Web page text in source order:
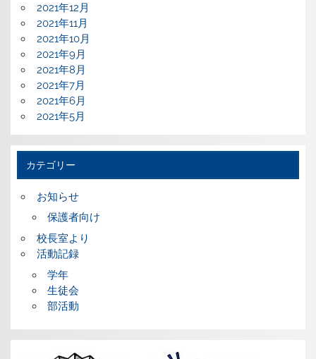
2021年12月
2021年11月
2021年10月
2021年9月
2021年8月
2021年7月
2021年6月
2021年5月
カテゴリー
お知らせ
保護者向け
校長室より
活動記録
学年
生徒会
部活動